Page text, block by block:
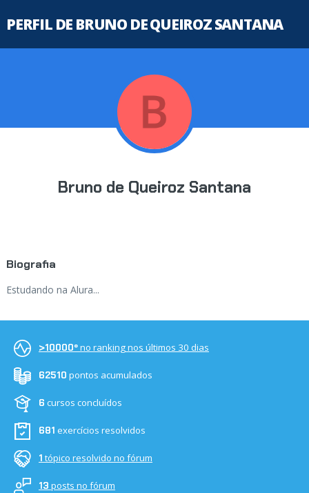
PERFIL DE BRUNO DE QUEIROZ SANTANA
Bruno de Queiroz Santana
Biografia
Estudando na Alura...
>10000ºno ranking nos últimos 30 dias
62510 pontos acumulados
6 cursos concluídos
681 exercícios resolvidos
1 tópico resolvido no fórum
13 posts no fórum